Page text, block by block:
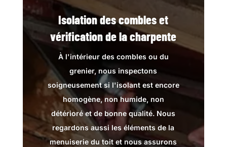
Isolation des combles et
vérification de la charpente
À l'intérieur des combles ou du
grenier, nous inspectons
soigneusement si l'isolant est encore
homogène, non humide, non
détérioré et de bonne qualité. Nous
regardons aussi les éléments de la
menuiserie du toit et nous assurons